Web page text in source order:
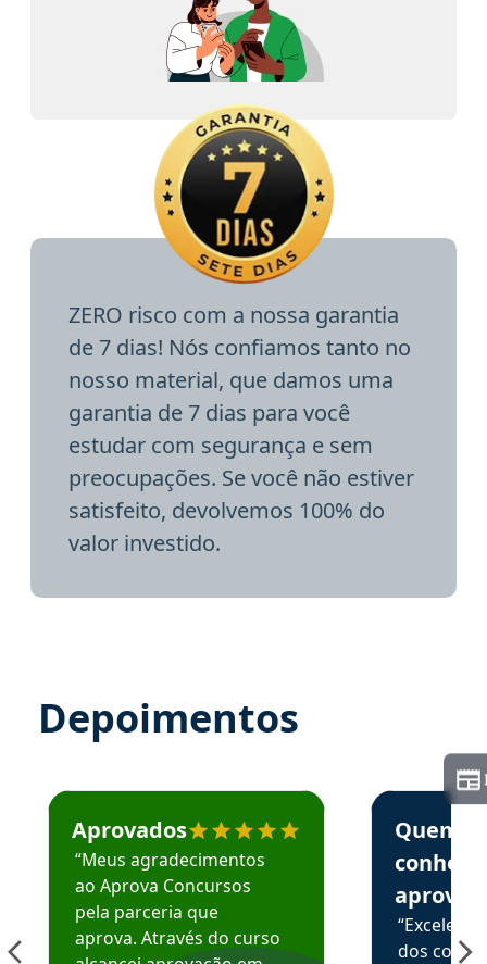
ZERO risco com a nossa garantia
de 7 dias! Nós confiamos tanto no
nosso material, que damos uma
garantia de 7 dias para você
estudar com segurança e sem
preocupações. Se você não estiver
satisfeito, devolvemos 100% do
valor investido.
Depoimentos
Estudante José recomenda o Aprova Concursos em
Aprovados
“Meus agradecimentos
ao Aprova Concursos
pela parceria que
aprova. Através do curso
Estudante
Quem
aprova
dos